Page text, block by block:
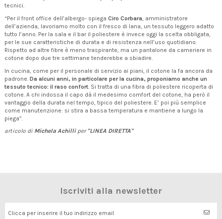
tecnici.
“Per il front office dell’albergo- spiega Ciro Corbara, amministratore
dell’azienda, lavoriamo molto con il fresco di lana, un tessuto leggero adatto
tutto l’anno. Per la sala e il bar il poliestere è invece oggi la scelta obbligata,
per le sue caratteristiche di durata e di resistenza nell’uso quotidiano.
Rispetto ad altre fibre è meno traspirante, ma un pantalone da cameriere in
cotone dopo due tre settimane tenderebbe a sbiadire.
In cucina, come per il personale di servizio ai piani, il cotone la fa ancora da
padrone. Da alcuni anni, in particolare per la cucina, proponiamo anche un
tessuto tecnico: il raso confort . Si tratta di una fibra di poliestere ricoperta di
cotone. A chi indossa il capo dà il medesimo comfort del cotone, ha però il
vantaggio della durata nel tempo, tipico del poliestere. E’ poi più semplice
come manutenzione: si stira a bassa temperatura e mantiene a lungo la
piega”.
articolo di Michela Achilliper "LINEA DIRETTA"
Iscriviti alla newsletter
Clicca per inserire il tuo indirizzo email